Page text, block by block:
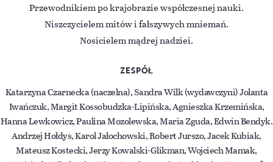
Przewodnikiem po krajobrazie współczesnej nauki.
Niszczycielem mitów i fałszywych mniemań.
Nosicielem mądrej nadziei.
ZESPÓŁ
Katarzyna Czarnecka (naczelna), Sandra Wilk (wydawczyni) Jolanta
Iwańczuk, Margit Kossobudzka-Lipińska, Agnieszka Krzemińska,
Hanna Lewkowicz, Paulina Mozolewska, Maria Zguda, Edwin Bendyk.
Andrzej Hołdys, Karol Jałochowski, Robert Jurszo, Jacek Kubiak,
Mateusz Kostecki, Jerzy Kowalski-Glikman, Wojciech Mamak,